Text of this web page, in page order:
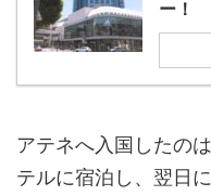
ー！
アテネへ入国したの
テルに宿泊し、翌日